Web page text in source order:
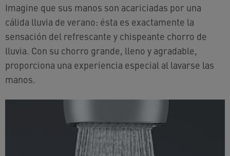
Imagine que sus manos son acariciadas por una
cálida lluvia de verano: ésta es exactamente la
sensación del refrescante y chispeante chorro de
lluvia. Con su chorro grande, lleno y agradable,
proporciona una experiencia especial al lavarse las
manos.